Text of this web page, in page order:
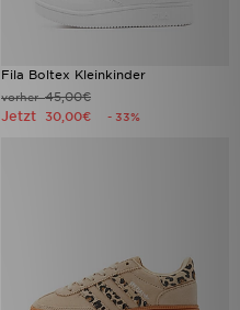
Fila Boltex Kleinkinder
vorher45,00€
Jetzt 30,00€ - 33%